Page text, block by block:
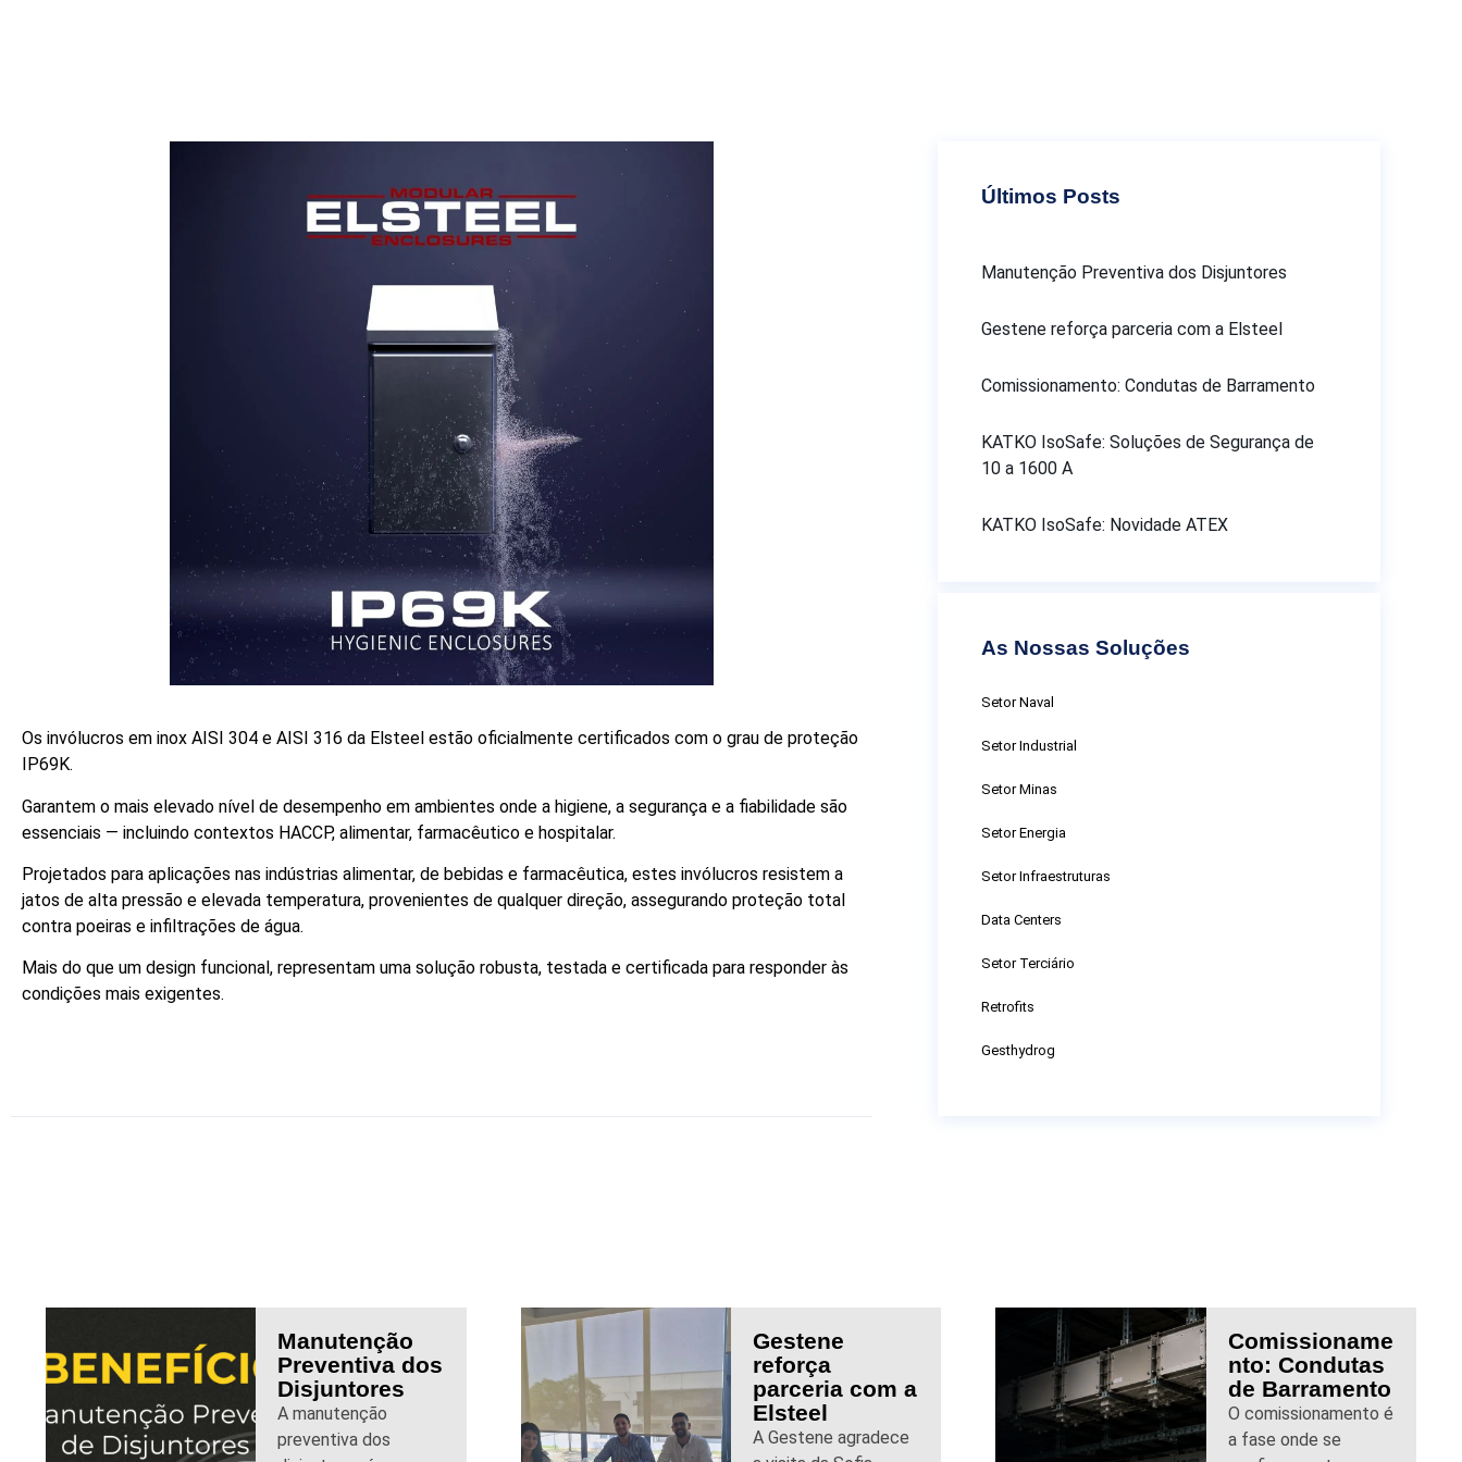
Os invólucros em inox AISI 304 e AISI 316 da Elsteel estão oficialmente certificados com o grau de proteção
IP69K.
Garantem o mais elevado nível de desempenho em ambientes onde a higiene, a segurança e a fiabilidade são
essenciais — incluindo contextos HACCP, alimentar, farmacêutico e hospitalar.
Projetados para aplicações nas indústrias alimentar, de bebidas e farmacêutica, estes invólucros resistem a
jatos de alta pressão e elevada temperatura, provenientes de qualquer direção, assegurando proteção total
contra poeiras e infiltrações de água.
Mais do que um design funcional, representam uma solução robusta, testada e certificada para responder às
condições mais exigentes.
Últimos Posts
Manutenção Preventiva dos Disjuntores
Gestene reforça parceria com a Elsteel
Comissionamento: Condutas de Barramento
KATKO IsoSafe: Soluções de Segurança de
10 a 1600 A
KATKO IsoSafe: Novidade ATEX
As Nossas Soluções
Setor Naval
Setor Industrial
Setor Minas
Setor Energia
Setor Infraestruturas
Data Centers
Setor Terciário
Retrofits
Gesthydrog
Manutenção
Preventiva dos
Disjuntores
A manutenção
preventiva dos
Gestene
reforça
parceria com a
Elsteel
A Gestene agradece
Comissioname
nto: Condutas
de Barramento
O comissionamento é
a fase onde se